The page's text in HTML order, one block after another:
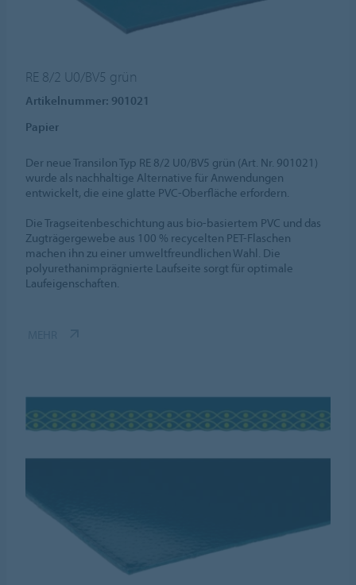
RE 8/2 U0/BV5 grün
Artikelnummer: 901021
Papier
Der neue Transilon Typ RE 8/2 U0/BV5 grün (Art. Nr. 901021)
wurde als nachhaltige Alternative für Anwendungen
entwickelt, die eine glatte PVC-Oberfläche erfordern.
Die Tragseitenbeschichtung aus bio-basiertem PVC und das
Zugträgergewebe aus 100 % recycelten PET-Flaschen
machen ihn zu einer umweltfreundlichen Wahl. Die
polyurethanimprägnierte Laufseite sorgt für optimale
Laufeigenschaften.